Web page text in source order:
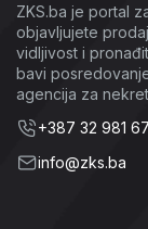
ZKS.ba je portal
objavljujete
vidljivost i
bavi
agencija za
+387 32 981
info@zks.ba